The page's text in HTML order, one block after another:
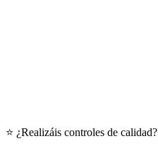
⭐ ¿Realizáis controles de calidad?